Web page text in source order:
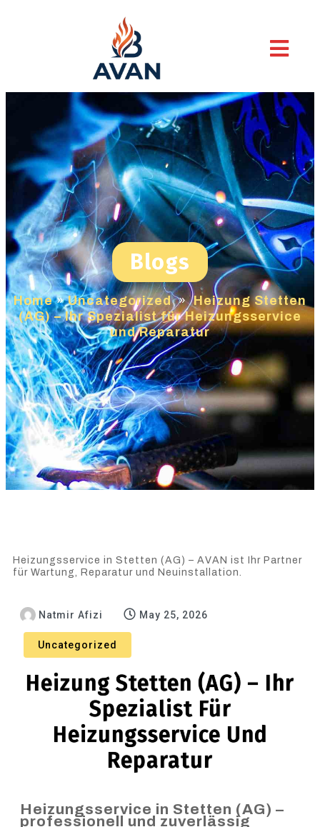
Blogs
Home»Uncategorized » Heizung Stetten
(AG) – Ihr Spezialist für Heizungsservice
und Reparatur
Heizungsservice in Stetten (AG) – AVAN ist Ihr Partner
für Wartung, Reparatur und Neuinstallation.
Natmir Afizi May 25, 2026
Uncategorized
Heizung Stetten (AG) – Ihr
Spezialist Für
Heizungsservice Und
Reparatur
Heizungsservice in Stetten (AG) –
professionell und zuverlässig